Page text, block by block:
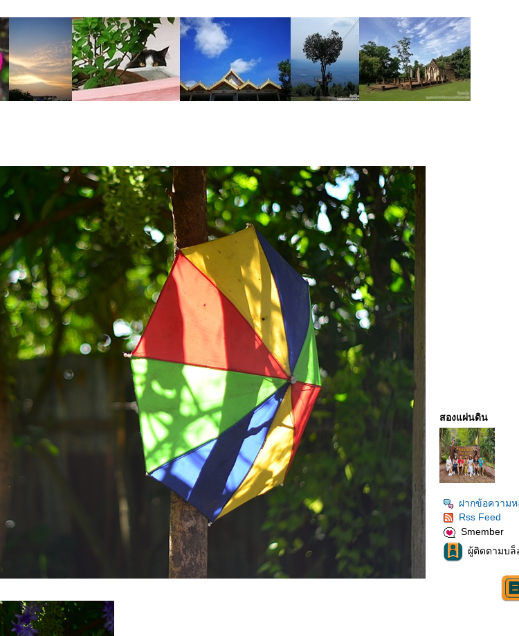
สองแผ่นดิน
ฝากข้อความ
Rss Feed
Smember
ผู้ติดตามบล็